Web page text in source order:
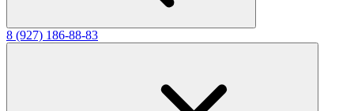
8 (927) 186-88-83